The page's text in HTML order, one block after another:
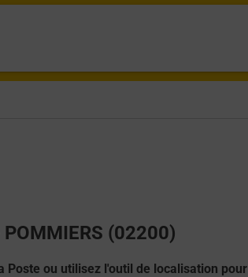
(02200)
Poste ou utilisez l'outil de localisation pour